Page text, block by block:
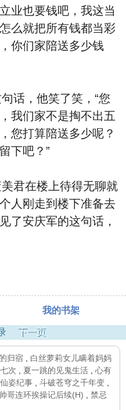
业也要钱吧，我这当
么就把所有钱都当彩
你们家陪送多少钱
话，他笑了笑，“您
我们家不是掏不出五
您打算陪送多少呢？
下吧？”
君在楼上待得无聊就
人刚走到楼下准备去
了安庆军的这句话，
我的书架
下一页
归宿
白丝萝莉女儿瞒着妈妈
次
夏一跳的见鬼生活
心有
仙姿纪事 斗破苍穹之千年变
哥连环挨操记后续(H)
禁忌